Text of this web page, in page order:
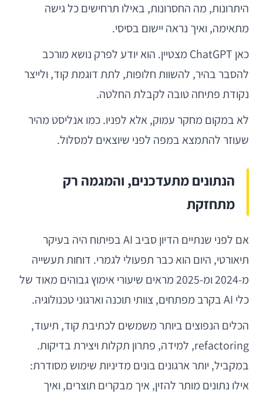
היתרונות, מה החסרונות, באילו תרחישים כל גישה
מתאימה, ואיך נראה יישום בסיסי.
כאן ChatGPT מצטיין. הוא יודע לפרק נושא מורכב
להסבר בהיר, להשוות חלופות, לתת דוגמת קוד, ולייצר
נקודת פתיחה טובה לקבלת החלטה.
לא במקום מחקר עמוק, אלא לפניו. כמו אנליסט מהיר
שעוזר להתמצא במפה לפני שיוצאים למסלול.
הנתונים מתעדכנים, והמגמה רק
מתחזקת
אם לפני שנתיים הדיון סביב AI בפיתוח היה בעיקר
תיאורטי, היום הוא כבר תפעולי לגמרי. דוחות תעשייה
מ-2024 ומ-2025 מראים שיעורי אימוץ גבוהים מאוד של
כלי AI בקרב מפתחים, צוותי תוכנה וארגוני טכנולוגיה.
הכלים הנפוצים ביותר משמשים לכתיבת קוד, תיעוד,
refactoring, למידה, פתרון תקלות ויצירת בדיקות.
במקביל, יותר ארגונים בונים מדיניות שימוש מסודרת:
אילו נתונים מותר להזין, איך מבקרים תוצרים, ואיך